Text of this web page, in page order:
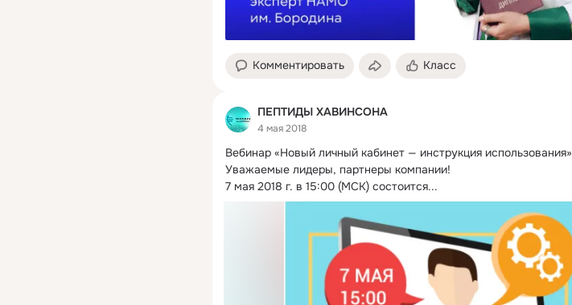
Комментировать Класс
ПЕПТИДЫ ХАВИНСОНА
4 мая 2018
Вебинар «Новый личный кабинет — инструкция использования»
Уважаемые лидеры, партнеры компании!
7 мая 2018 г. в 15:00 (МСК) состоится...